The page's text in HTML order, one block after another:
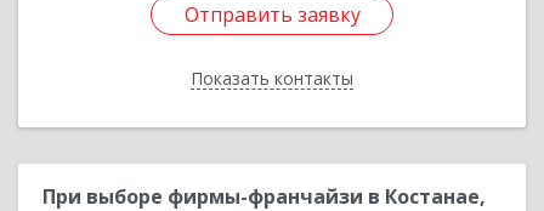
Отправить заявку
Показать контакты
Отправить заявку
Назад
При выборе фирмы-франчайзи в Костанае,